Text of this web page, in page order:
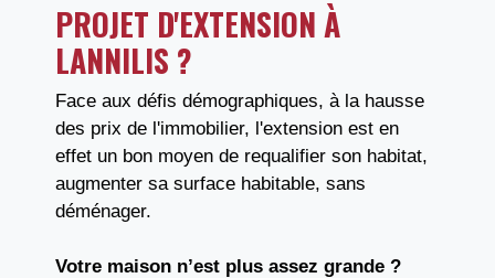
PROJET D'EXTENSION À
LANNILIS ?
Face aux défis démographiques, à la hausse
des prix de l'immobilier, l'extension est en
effet un bon moyen de requalifier son habitat,
augmenter sa surface habitable, sans
déménager.
Votre maison n’est plus assez grande ?